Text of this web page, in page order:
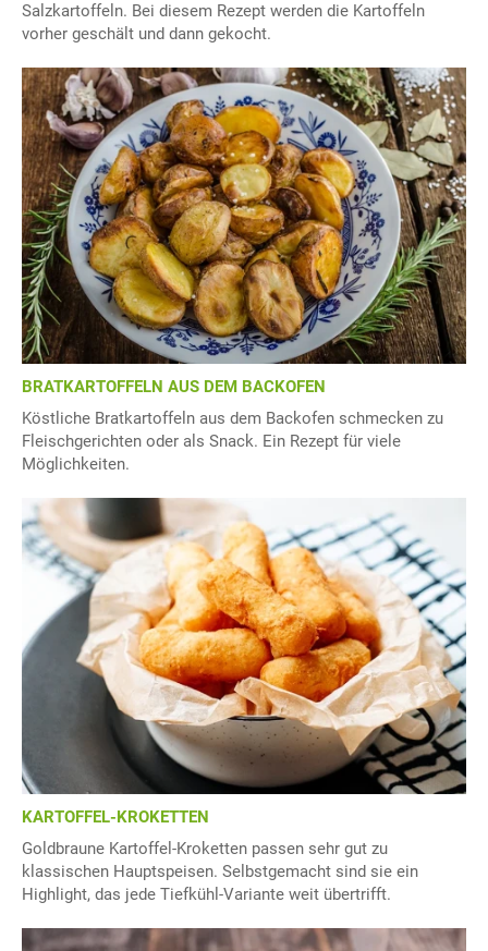
Salzkartoffeln. Bei diesem Rezept werden die Kartoffeln
vorher geschält und dann gekocht.
BRATKARTOFFELN AUS DEM BACKOFEN
Köstliche Bratkartoffeln aus dem Backofen schmecken zu
Fleischgerichten oder als Snack. Ein Rezept für viele
Möglichkeiten.
KARTOFFEL-KROKETTEN
Goldbraune Kartoffel-Kroketten passen sehr gut zu
klassischen Hauptspeisen. Selbstgemacht sind sie ein
Highlight, das jede Tiefkühl-Variante weit übertrifft.